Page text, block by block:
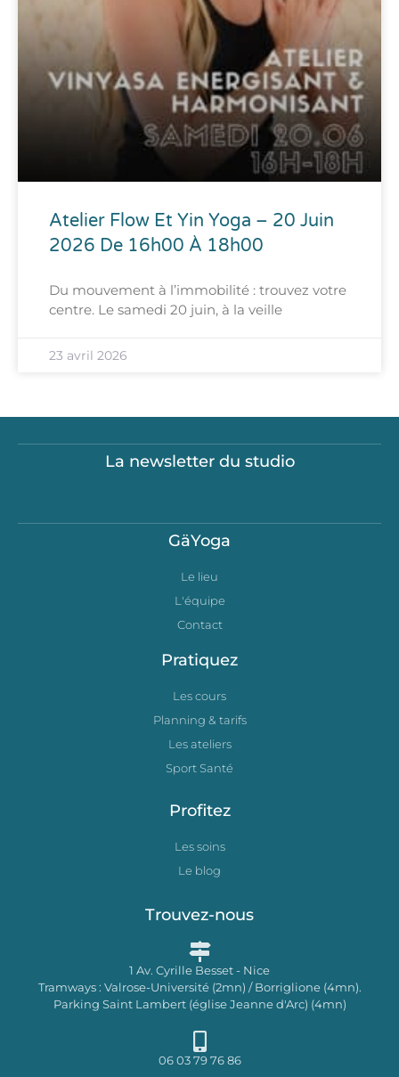
Atelier Flow Et Yin Yoga – 20 Juin
2026 De 16h00 À 18h00
Du mouvement à l’immobilité : trouvez votre
centre. Le samedi 20 juin, à la veille
23 avril 2026
La newsletter du studio
GäYoga
Le lieu
L'équipe
Contact
Pratiquez
Les cours
Planning & tarifs
Les ateliers
Sport Santé
Profitez
Les soins
Le blog
Trouvez-nous
1 Av. Cyrille Besset - Nice
Tramways : Valrose-Université (2mn) / Borriglione (4mn).
Parking Saint Lambert (église Jeanne d'Arc) (4mn)
06 03 79 76 86